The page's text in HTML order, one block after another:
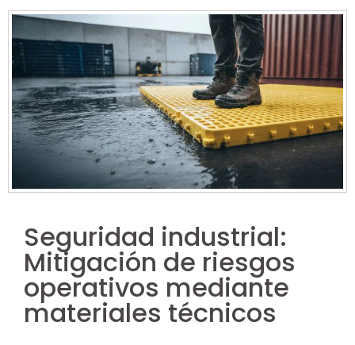
Seguridad industrial:
Mitigación de riesgos
operativos mediante
materiales técnicos